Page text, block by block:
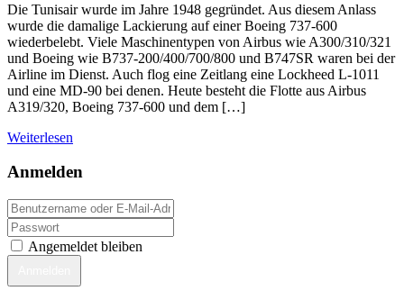
Die Tunisair wurde im Jahre 1948 gegründet. Aus diesem Anlass
wurde die damalige Lackierung auf einer Boeing 737-600
wiederbelebt. Viele Maschinentypen von Airbus wie A300/310/321
und Boeing wie B737-200/400/700/800 und B747SR waren bei der
Airline im Dienst. Auch flog eine Zeitlang eine Lockheed L-1011
und eine MD-90 bei denen. Heute besteht die Flotte aus Airbus
A319/320, Boeing 737-600 und dem […]
Weiterlesen
Anmelden
Angemeldet bleiben